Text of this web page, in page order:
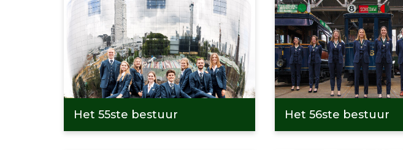
Het 55ste bestuur Het 56ste bestuur